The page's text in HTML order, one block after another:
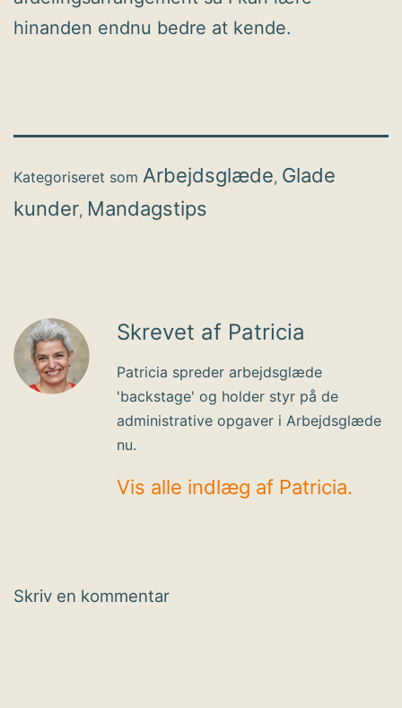
hinanden endnu bedre at kende.
Kategoriseret som Arbejdsglæde, Glade
kunder, Mandagstips
Skrevet af Patricia
Patricia spreder arbejdsglæde
'backstage' og holder styr på de
administrative opgaver i Arbejdsglæde
nu.
Vis alle indlæg af Patricia.
Skriv en kommentar